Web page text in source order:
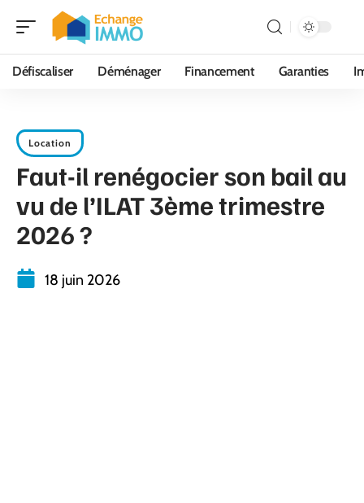
Défiscaliser Déménager Financement Garanties
Location
Faut-il renégocier son bail au
vu de l’ILAT 3ème trimestre
2026 ?
18 juin 2026